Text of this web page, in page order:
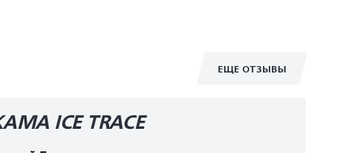
ЕЩЕ ОТЗЫВЫ
ICE TRACE